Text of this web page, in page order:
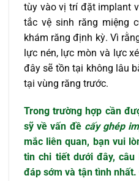
tùy vào vị trí đặt implant
tắc vệ sinh răng miệng
khám răng định kỳ. Vì
lực nén, lực mòn và lực
đây sẽ tồn tại không lâu
tại vùng răng trước.
Trong trường hợp cần
sỹ về vấn đề cấy ghép
mắc liên quan, bạn vui
tin chi tiết dưới đây,
đáp sớm và tận tình